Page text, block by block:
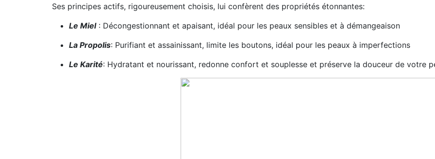
Ses principes actifs, rigoureusement choisis, lui confèrent des propriétés étonnantes:
Le Miel: Décongestionnant et apaisant, idéal pour les peaux sensibles et à démangeaison
La Propolis: Purifiant et assainissant, limite les boutons, idéal pour les peaux à imperfections
Le Karité: Hydratant et nourissant, redonne confort et souplesse et préserve la douceur de votre